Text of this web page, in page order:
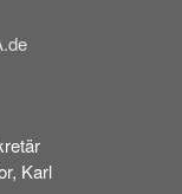
Karl